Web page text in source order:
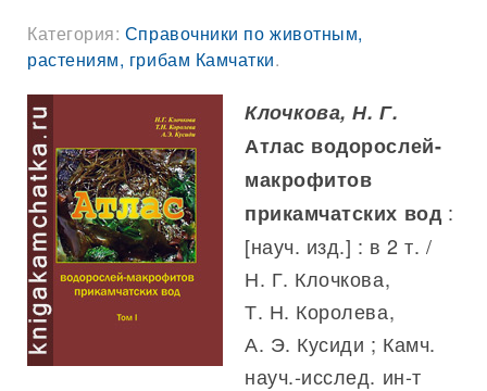
Категория: Справочники по животным,
растениям, грибам Камчатки.
Клочкова, Н. Г.
Атлас водорослей-
макрофитов
прикамчатских вод :
[науч. изд.] : в 2 т. /
Н. Г. Клочкова,
Т. Н. Королева,
А. Э. Кусиди ; Камч.
науч.-исслед. ин-т